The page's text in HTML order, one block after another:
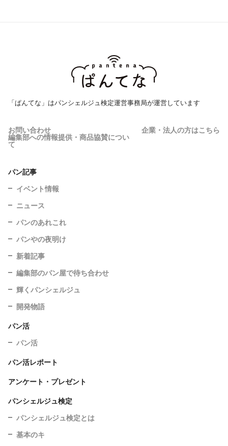
「ぱんてな」はパンシェルジュ検定運営事務局が運営しています
お問い合わせ 企業・法人の方はこちら
編集部への情報提供・商品協賛につい
て
パン記事
イベント情報
ニュース
パンのあれこれ
パンやの夜明け
新着記事
編集部のパン屋で待ち合わせ
輝くパンシェルジュ
開発物語
パン活
パン活
パン活レポート
アンケート・プレゼント
パンシェルジュ検定
パンシェルジュ検定とは
基本のキ